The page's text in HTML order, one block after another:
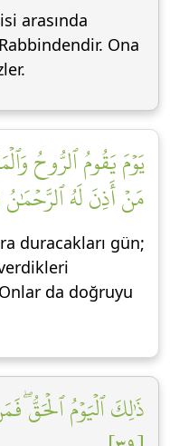
arasında
Ona
يَوۡمَ يَقُومُ ٱلرُّوحُ
مَنۡ أَذِنَ لَهُ ٱلرَّحۡمَٰنُ
duracakları gün;
da doğruyu
ذَٰلِكَ ٱلۡيَوۡمُ ٱلۡحَقُّۖ